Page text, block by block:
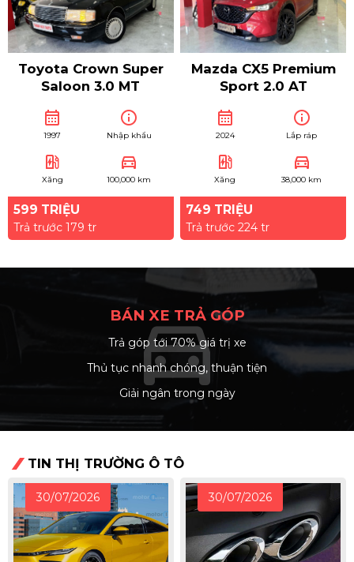
Toyota Crown Super
Saloon 3.0 MT
calendar_month
1997
info
Nhập khẩu
ev_station
Xăng
directions_car
100,000 km
599 TRIỆU
Trả trước 179 tr
Mazda CX5 Premium
Sport 2.0 AT
calendar_month
2024
info
Lắp ráp
ev_station
Xăng
directions_car
38,000 km
749 TRIỆU
Trả trước 224 tr
directions_car
BÁN XE TRẢ GÓP
arrow_right
Trả góp tới 70% giá trị xe
arrow_right
Thủ tục nhanh chóng, thuận tiện
arrow_right
Giải ngân trong ngày
TIN THỊ TRƯỜNG Ô TÔ
30/07/2026 30/07/2026